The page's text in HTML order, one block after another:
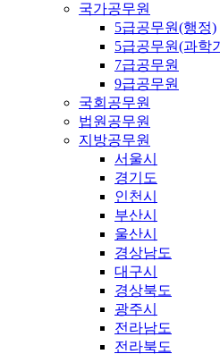
국가공무원
5급공무원(행정)
5급공무원(과학
7급공무원
9급공무원
국회공무원
법원공무원
지방공무원
서울시
경기도
인천시
부산시
울산시
경상남도
대구시
경상북도
광주시
전라남도
전라북도